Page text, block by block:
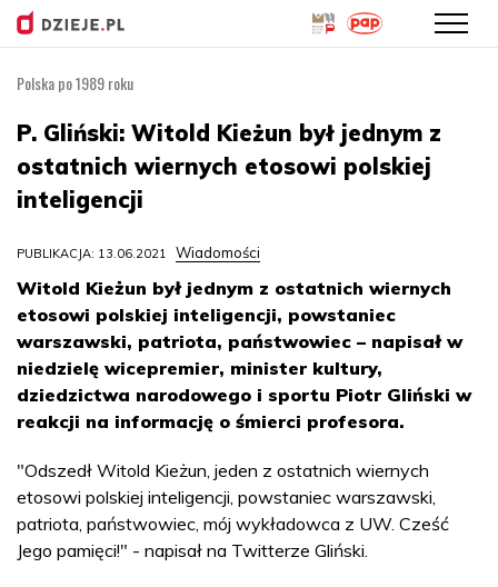
treści
Polska po 1989 roku
P. Gliński: Witold Kieżun był jednym z
ostatnich wiernych etosowi polskiej
inteligencji
PUBLIKACJA: 13.06.2021 Wiadomości
Witold Kieżun był jednym z ostatnich wiernych
etosowi polskiej inteligencji, powstaniec
warszawski, patriota, państwowiec – napisał w
niedzielę wicepremier, minister kultury,
dziedzictwa narodowego i sportu Piotr Gliński w
reakcji na informację o śmierci profesora.
"Odszedł Witold Kieżun, jeden z ostatnich wiernych
etosowi polskiej inteligencji, powstaniec warszawski,
patriota, państwowiec, mój wykładowca z UW. Cześć
Jego pamięci!" - napisał na Twitterze Gliński.